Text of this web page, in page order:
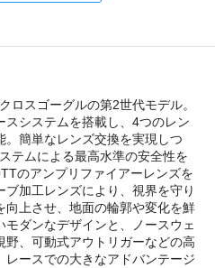
ロスゴーグルの第2世代モデル。
システムを搭載し、4つのレン
簡単なレンズ交換を実現しつ
テムによる最高水準の安全性を
のアンプリファイアーレンズを
加工レンズにより、視界を守り
向上させ、地面の輪郭や変化を鮮
ダンなデザインと、ノースウェ
野、可動式アウトリガーなどの高
ースでの大きなアドバンテージ